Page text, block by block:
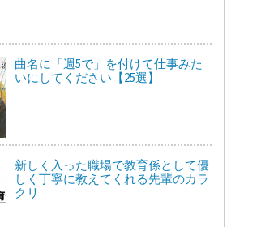
曲名に「週5で」を付けて仕事みた
いにしてください【25選】
新しく入った職場で教育係として優
しく丁寧に教えてくれる先輩のカラ
クリ